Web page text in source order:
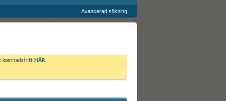
Avancerad sökning
kostnadsfritt HÄR.